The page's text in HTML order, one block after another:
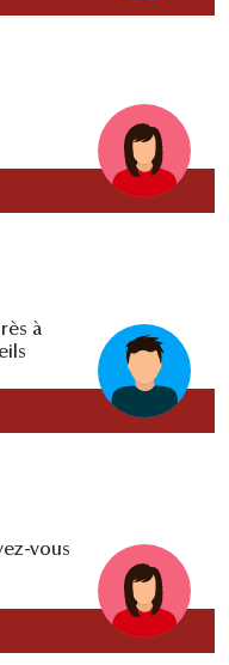
à
vous